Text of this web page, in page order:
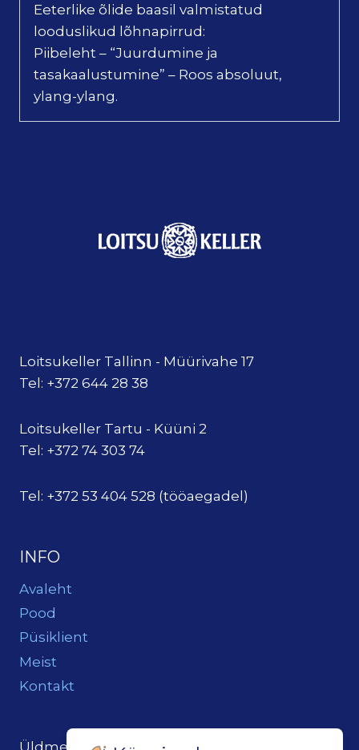
Eeterlike õlide baasil valmistatud
looduslikud lõhnapirrud:
Piibeleht – “Juurdumine ja
tasakaalustumine” – Roos absoluut,
ylang-ylang.
Loitsukeller Tallinn - Müürivahe 17
Tel: +372 644 28 38
Loitsukeller Tartu - Küüni 2
Tel: +372 74 303 74
Tel: +372 53 404 528 (tööaegadel)
INFO
Avaleht
Pood
Püsiklient
Meist
Kontakt
Üldmeil: loits@loitsukeller.ee